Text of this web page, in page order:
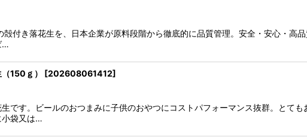
絞り込む
殻付き落花生を、日本企業が原料段階から徹底的に品質管理。安全・安心・
…
150ｇ） [202608061412]
です。ビールのおつまみに子供のおやつにコストパフォーマンス抜群。とて
小袋又は…